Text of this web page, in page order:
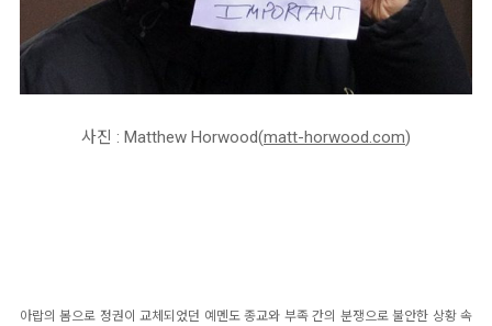
사진 : Matthew Horwood(matt-horwood.com)
아랍의 봄으로 정권이 교체되었던 예멘도 종교와 부족 간의 분쟁으로 불안한 상황 속